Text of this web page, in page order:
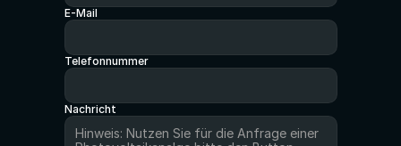
E-Mail
Telefonnummer
Nachricht